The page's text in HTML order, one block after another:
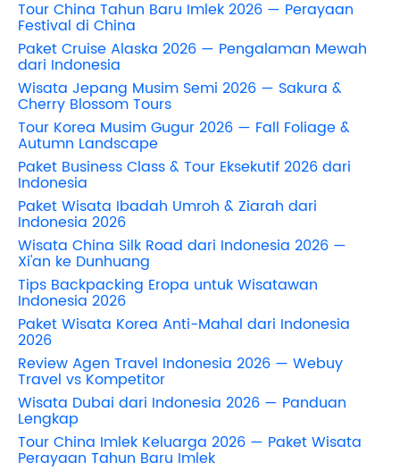
Tour China Tahun Baru Imlek 2026 — Perayaan
Festival di China
Paket Cruise Alaska 2026 — Pengalaman Mewah
dari Indonesia
Wisata Jepang Musim Semi 2026 — Sakura &
Cherry Blossom Tours
Tour Korea Musim Gugur 2026 — Fall Foliage &
Autumn Landscape
Paket Business Class & Tour Eksekutif 2026 dari
Indonesia
Paket Wisata Ibadah Umroh & Ziarah dari
Indonesia 2026
Wisata China Silk Road dari Indonesia 2026 —
Xi'an ke Dunhuang
Tips Backpacking Eropa untuk Wisatawan
Indonesia 2026
Paket Wisata Korea Anti-Mahal dari Indonesia
2026
Review Agen Travel Indonesia 2026 — Webuy
Travel vs Kompetitor
Wisata Dubai dari Indonesia 2026 — Panduan
Lengkap
Tour China Imlek Keluarga 2026 — Paket Wisata
Perayaan Tahun Baru Imlek